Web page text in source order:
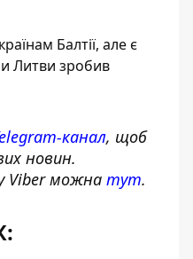
Балтії, але є
Литви зробив
канал, щоб
новин.
Viber можна тут.